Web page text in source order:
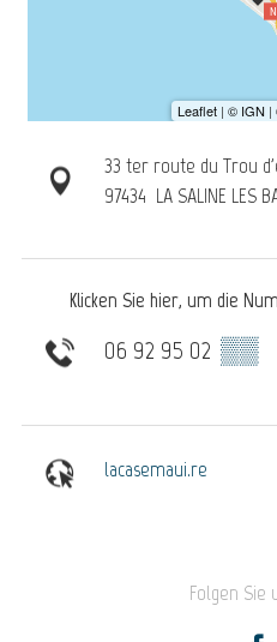
33 ter route du Trou
97434 LA SALINE LES
Klicken Sie hier, um die
06 92 95 02 ▒▒
lacasemaui.re
Folgen Sie